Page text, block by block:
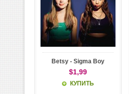
Betsy - Sigma Boy
$1,99
КУПИТЬ